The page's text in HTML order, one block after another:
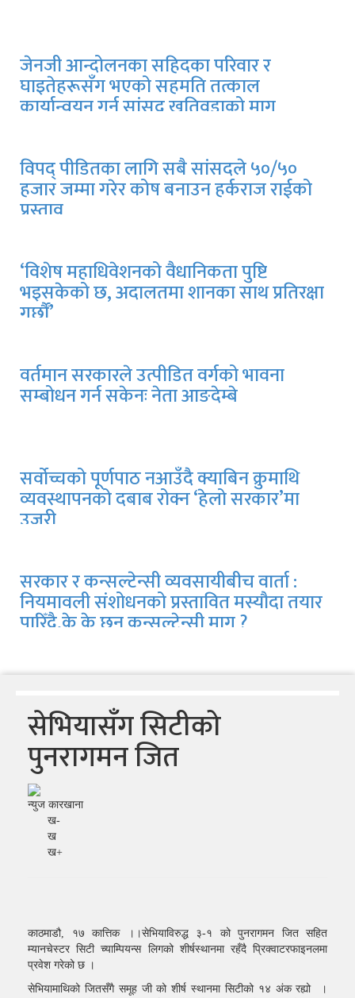
बराबरको खोप दिने
जेनजी आन्दोलनका सहिदका परिवार र
घाइतेहरूसँग भएको सहमति तत्काल
कार्यान्वयन गर्न सांसद खतिवडाको माग
विपद् पीडितका लागि सबै सांसदले ५०/५०
हजार जम्मा गरेर कोष बनाउन हर्कराज राईको
प्रस्ताव
‘विशेष महाधिवेशनको वैधानिकता पुष्टि
भइसकेको छ, अदालतमा शानका साथ प्रतिरक्षा
गर्छौं’
वर्तमान सरकारले उत्पीडित वर्गको भावना
सम्बोधन गर्न सकेनः नेता आङदेम्बे
सर्वोच्चको पूर्णपाठ नआउँदै क्याबिन क्रुमाथि
व्यवस्थापनको दबाब रोक्न ‘हेलो सरकार’मा
उजुरी
सरकार र कन्सल्टेन्सी व्यवसायीबीच वार्ता :
नियमावली संशोधनको प्रस्तावित मस्यौदा तयार
पारिँदै,के के छन् कन्सल्टेन्सी माग ?
सेभियासँग सिटीको
पुनरागमन जित
न्युज कारखाना
ख-
ख
ख+
काठमाडौ, १७ कात्तिक ।।सेभियाविरुद्ध ३-१ को पुनरागमन जित सहित
म्यानचेस्टर सिटी च्याम्पियन्स लिगको शीर्षस्थानमा रहँदै प्रिक्वाटरफाइनलमा
प्रवेश गरेको छ ।
सेभियामाथिको जितसँगै समूह जी को शीर्ष स्थानमा सिटीको १४ अंक रह्यो ।